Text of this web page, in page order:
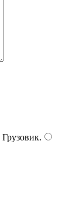
Грузовик.